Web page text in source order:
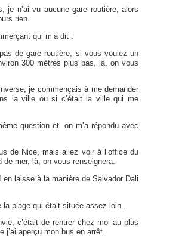
je n’ai vu aucune gare routière, alors
rien.
qui m’a dit :
de gare routière, si vous voulez un
300 mètres plus bas, là, on vous
je commençais à me demander
la ville ou si c’était la ville qui me
question et on m’a répondu avec
de Nice, mais allez voir à l’office du
mer, là, on vous renseignera.
laisse à la manière de Salvador Dali
plage qui était située assez loin .
c’était de rentrer chez moi au plus
j’ai aperçu mon bus en arrêt.